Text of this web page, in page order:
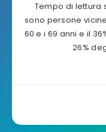
Tempo di lettura
sono persone
60 e i 69 anni e il
26%